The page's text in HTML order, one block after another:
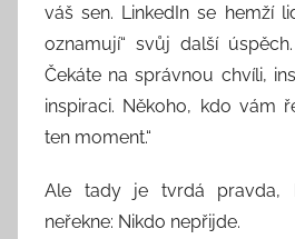
:
S
e
e
d
váš sen. LinkedIn se hemží
oznamují“ svůj další
Čekáte na správnou chvíli,
inspiraci. Někoho, kdo vám
ten moment.“
Ale tady je tvrdá pravda,
neřekne: Nikdo nepřijde.